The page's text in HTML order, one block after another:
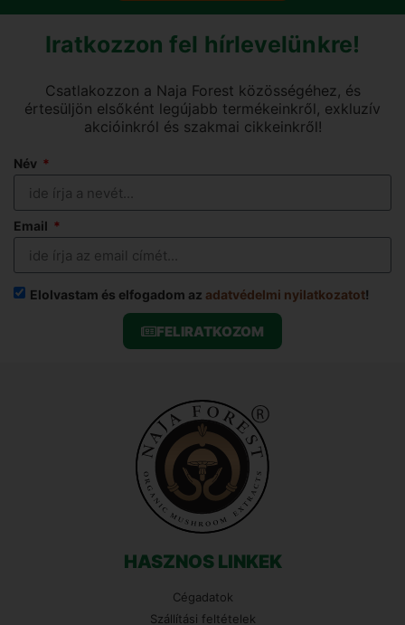
Iratkozzon fel hírlevelünkre!
Csatlakozzon a Naja Forest közösségéhez, és
értesüljön elsőként legújabb termékeinkről, exkluzív
akcióinkról és szakmai cikkeinkről!
Név
Email
Elolvastam és elfogadom az adatvédelmi nyilatkozatot!
FELIRATKOZOM
HASZNOS LINKEK
Cégadatok
Szállítási feltételek